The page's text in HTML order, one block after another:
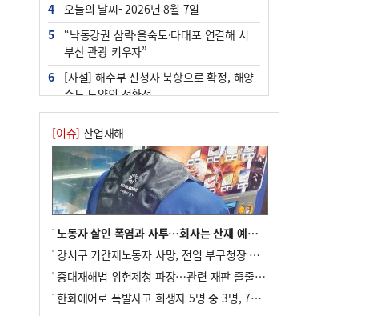
4
오늘의 날씨- 2026년 8월 7일
5
“낙동강권 삼락·을숙도·다대포 연결해 서
부산 관광 키우자”
6
[사설] 해수부 신청사 북항으로 확정, 해양
수도 도약의 전환점
풀 꺾일 듯
피란마을 67년 역사인데…전교생 24명 아
미초 통폐합 기로
9
외국인 선원 ‘인신매매 경유지’ 된 부산…
10 수사독점 책임 커진 경찰, 방치사건 해결
부랴부랴 속도전
[이슈] 산업재해
노동자 살인 폭염과 사투…회사는 산재 예방·전기료 절감 전력
강서구 기간제노동자 사망, 전임 부구청장 檢 송치
중대재해법 위헌제청 파장…관련 재판 줄줄이 브레이크
한화에어로 폭발사고 희생자 5명 중 3명, 7일 영면